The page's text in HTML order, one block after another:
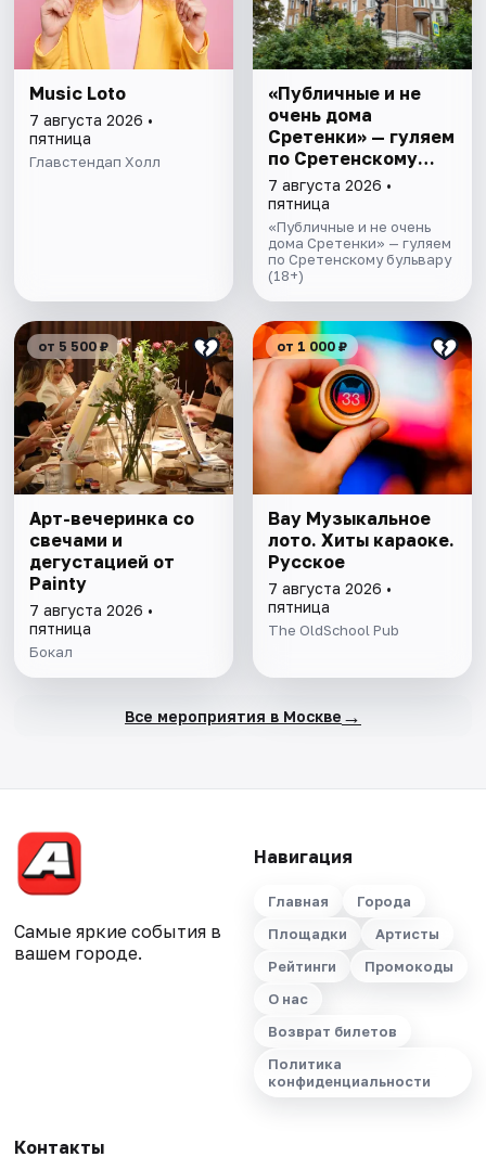
Music Loto
7 августа 2026 •
пятница
Главстендап Холл
«Публичные и не
очень дома
Сретенки» — гуляем
по Сретенскому
бульвару
7 августа 2026 •
пятница
«Публичные и не очень
дома Сретенки» — гуляем
по Сретенскому бульвару
(18+)
от 5 500 ₽
Арт-вечеринка со
свечами и
дегустацией от
Painty
7 августа 2026 •
пятница
Бокал
от 1 000 ₽
Вау Музыкальное
лото. Хиты караоке.
Русское
7 августа 2026 •
пятница
The OldSchool Pub
Все мероприятия в Москве →
Самые яркие события в
вашем городе.
Навигация
Главная
Города
Площадки
Артисты
Рейтинги
Промокоды
О нас
Возврат билетов
Политика
конфиденциальности
Контакты